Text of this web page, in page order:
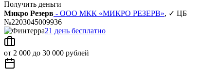
Получить деньги
Микро Резерв - ООО МКК «МИКРО РЕЗЕРВ», ✓ ЦБ
№2203045009936
21 день бесплатно
от 2 000 до 30 000 рублей